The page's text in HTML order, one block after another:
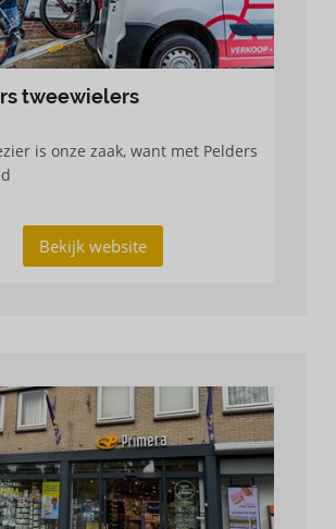
tweewielers
is onze zaak, want met Pelders
Bekijk website